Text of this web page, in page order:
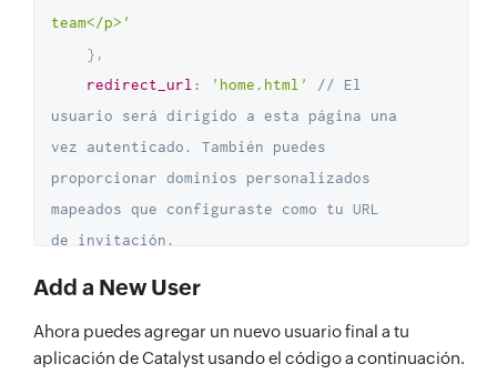
team</p>'
} ,
redirect_url : 'home.html'
// El
usuario será dirigido a esta página una
vez autenticado. También puedes
proporcionar dominios personalizados
mapeados que configuraste como tu URL
de invitación.
first_name: 'Dannie',
last_name: 'Boyle',
Add a New User
Ahora puedes agregar un nuevo usuario final a tu
aplicación de Catalyst usando el código a continuación.